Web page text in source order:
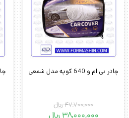
چادر بی ام و 640 کوپه مدل شمعی
47,700,000﷼